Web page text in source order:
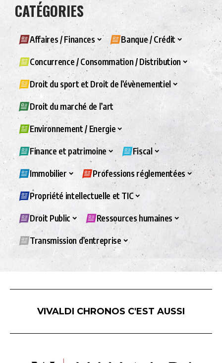
CATÉGORIES
Affaires / Finances Banque / Crédit
Concurrence / Consommation / Distribution
Droit du sport et Droit de l’évènementiel
Droit du marché de l’art
Environnement / Energie
Finance et patrimoine Fiscal
Immobilier Professions réglementées
Propriété intellectuelle et TIC
Droit Public Ressources humaines
Transmission d’entreprise
VIVALDI CHRONOS C'EST AUSSI